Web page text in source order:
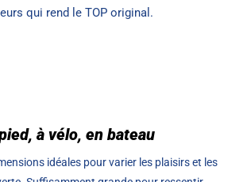
qui rend le TOP original.
à vélo, en bateau
idéales pour varier les plaisirs et les